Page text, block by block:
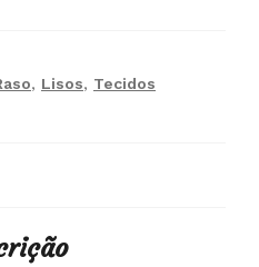
, Lisos, Tecidos